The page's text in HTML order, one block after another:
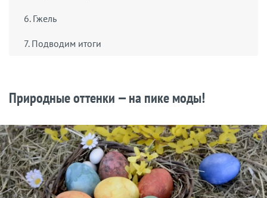
6. Гжель
7. Подводим итоги
Природные оттенки — на пике моды!